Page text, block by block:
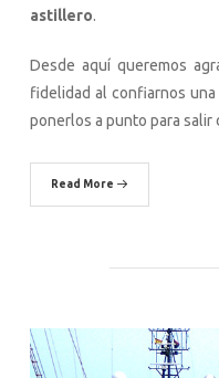
astillero.
Desde aquí queremos
fidelidad al confiarnos
ponerlos a punto para salir
Read More